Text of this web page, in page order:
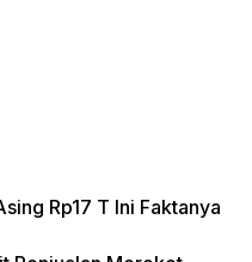
Rp17 T Ini Faktanya